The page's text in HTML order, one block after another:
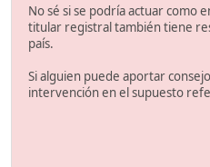
No sé si se podría actuar como
titular registral también tiene
país.
Si alguien puede aportar
intervención en el supuesto